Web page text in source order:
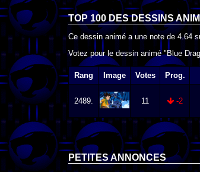
TOP 100 DESDESSINS
Ce dessin animé a une note de4.64
Votez pour le dessin animé "Blue
Rang Image Votes Prog.
2489. 11 -2
PETITES ANNONCES